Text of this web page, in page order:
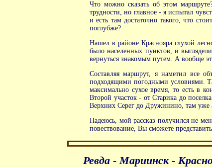
Что можно сказать об этом
трудности, но главное - я испытал
и есть там достаточно такого, что
поглубже?
Нашел в районе Краснояра глухой
было населенных пунктов, и
вернуться знакомым путем. А вообще
Составляя маршрут, я наметил все
подходящими погодными условиями.
максимально сухое время, то есть в
Второй участок - от Старика до
Верхних Серег до Дружинино, там уже
Надеюсь, мой рассказ получился не
повествование, Вы сможете
Ревда - Мариинск -